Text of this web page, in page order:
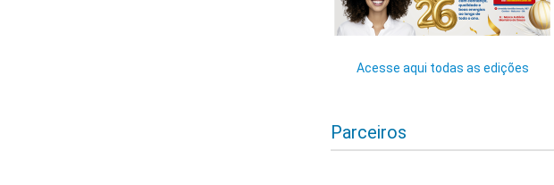
Acesse aqui todas as edições
Parceiros